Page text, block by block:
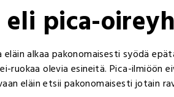
pica-
alkaa pakonomaisesti syödä
ruokaa olevia esineitä. Pica-ilmiöön
eläin etsii pakonomaisesti jotain